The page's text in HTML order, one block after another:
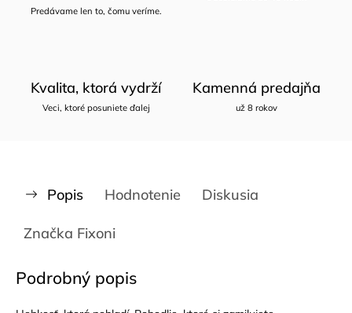
Predávame len to, čomu veríme.
Kvalita, ktorá vydrží
Veci, ktoré posuniete ďalej
Kamenná predajňa
už 8 rokov
Popis Hodnotenie Diskusia
Značka Fixoni
Podrobný popis